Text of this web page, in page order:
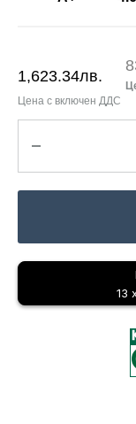
1,623.34лв.
13